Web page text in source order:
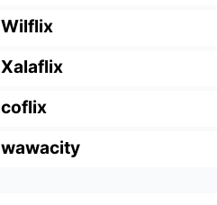
Wilflix
Xalaflix
coflix
wawacity